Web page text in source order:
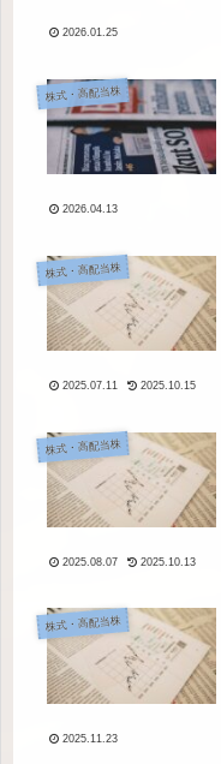
2026.01.25
株式・高配当株
2026.04.13
株式・高配当株
2025.07.11 2025.10.15
株式・高配当株
2025.08.07 2025.10.13
株式・高配当株
2025.11.23